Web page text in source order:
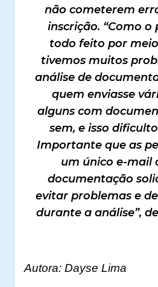
não cometerem
inscrição. “Como o
todo feito por
tivemos muitos
análise de
quem enviasse
alguns com
sem, e isso
Importante que as
um único e-mail
documentação
evitar problemas e
durante a análise”,
Autora: Dayse Lima